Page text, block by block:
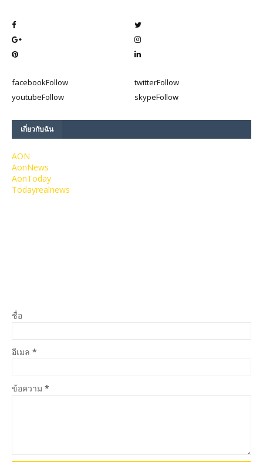
facebookFollow twitterFollow
youtubeFollow skypeFollow
เกี่ยวกับฉัน
AON
AonNews
AonToday
Todayrealnews
ชื่อ
อีเมล *
ข้อความ *